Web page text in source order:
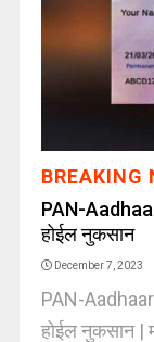
BREAKING
PAN-
होईल नुकसान
December 7, 2023
PAN-
होईल नुकसान |